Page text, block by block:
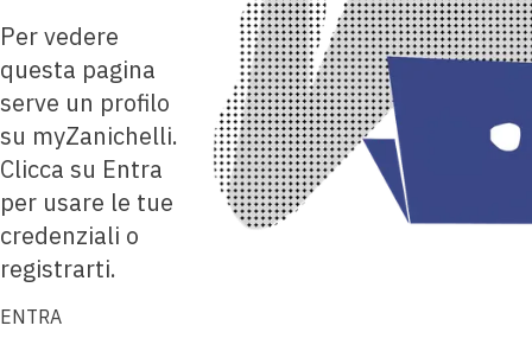
Per vedere
questa pagina
serve un profilo
su myZanichelli.
Clicca su Entra
per usare le tue
credenziali o
registrarti.
ENTRA